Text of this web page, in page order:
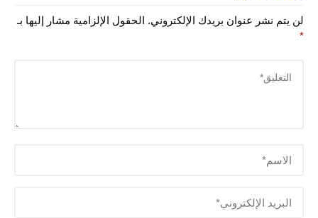
لن يتم نشر عنوان بريدك الإلكتروني. الحقول الإلزامية مشار إليها بـ
*